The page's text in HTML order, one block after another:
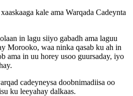
kale ama Warqada Cadeynta
in lagu siiyo gabadh ama laguu
Morooko, waa ninka qasab ku ah in
ama in uu horey usoo guursaday, iyo
cadeyneysa doobnimadiisa oo
ku leeyahay dalkaas.